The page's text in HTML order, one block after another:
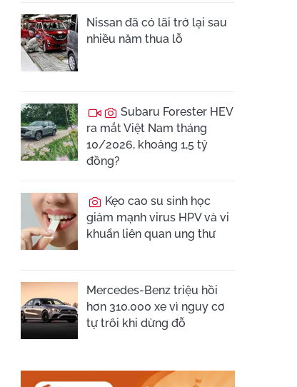
Nissan đã có lãi trở lại sau
nhiều năm thua lỗ
Subaru Forester HEV
ra mắt Việt Nam tháng
10/2026, khoảng 1,5 tỷ
đồng?
Kẹo cao su sinh học
giảm mạnh virus HPV và vi
khuẩn liên quan ung thư
Mercedes-Benz triệu hồi
hơn 310.000 xe vì nguy cơ
tự trôi khi dừng đỗ